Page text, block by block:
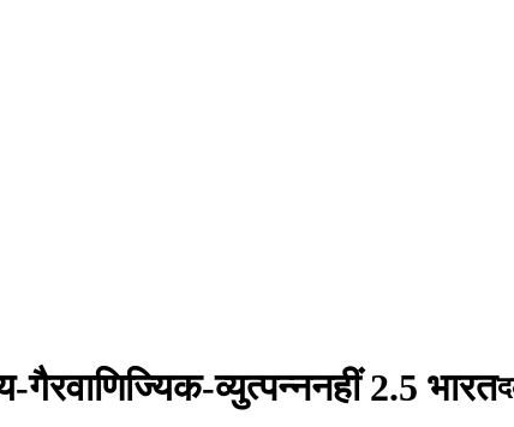
गैरवाणिज्यिक-व्युत्पन्ननहीं 2.5 भारत